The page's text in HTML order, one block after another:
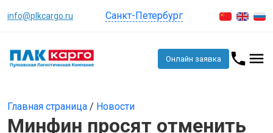
info@plkcargo.ru Санкт-Петербург
Онлайн заявка
Главная страница / Новости
Минфин просят отменить